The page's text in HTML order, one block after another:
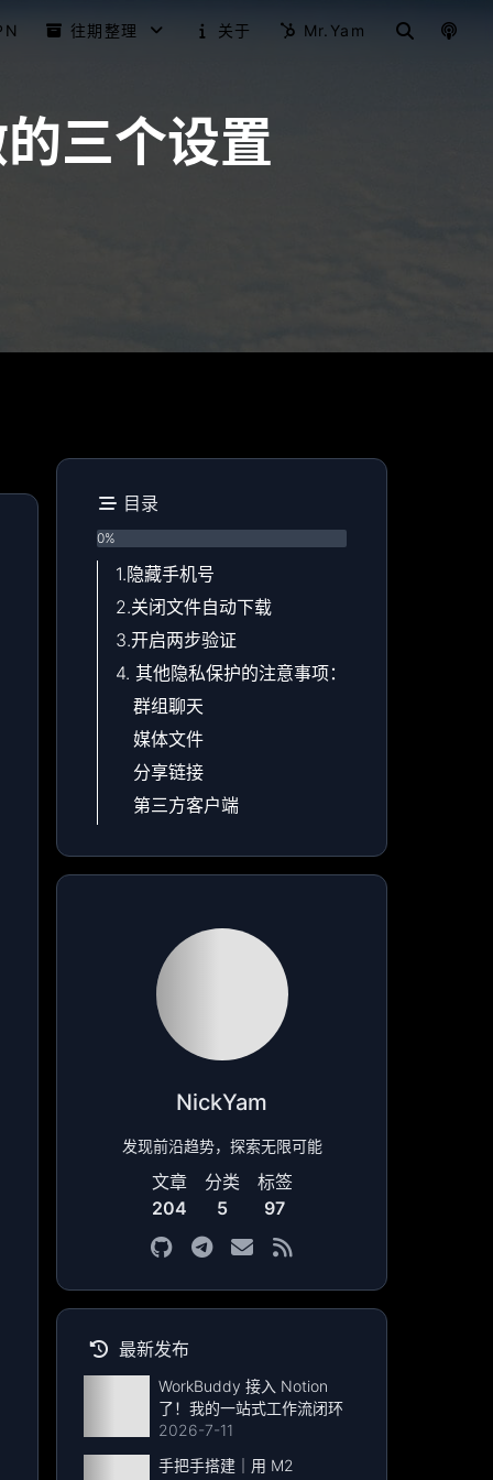
往期整理 关于 Mr.Yam
三个设置
目录
0%
1.隐藏手机号
2.关闭文件自动下载
3.开启两步验证
4. 其他隐私保护的注意事项：
群组聊天
媒体文件
分享链接
第三方客户端
NickYam
发现前沿趋势，探索无限可能
文章
204
分类
5
标签
97
最新发布
WorkBuddy 接入 Notion
了！我的一站式工作流闭环
2026-7-11
手把手搭建｜用 M2